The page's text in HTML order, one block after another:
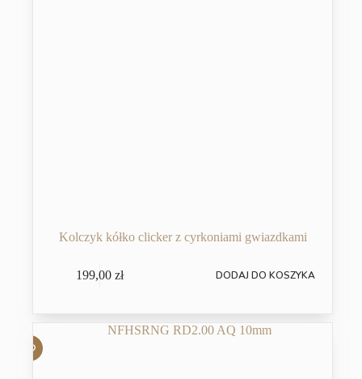
Kolczyk kółko clicker z cyrkoniami gwiazdkami
199,00zł DODAJ DO KOSZYKA